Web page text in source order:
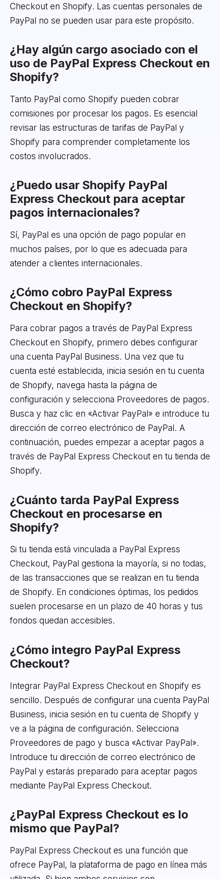
Checkout en Shopify. Las cuentas personales de
PayPal no se pueden usar para este propósito.
¿Hay algún cargo asociado con el
uso de PayPal Express Checkout en
Shopify?
Tanto PayPal como Shopify pueden cobrar
comisiones por procesar los pagos. Es esencial
revisar las estructuras de tarifas de PayPal y
Shopify para comprender completamente los
costos involucrados.
¿Puedo usar Shopify PayPal
Express Checkout para aceptar
pagos internacionales?
Sí, PayPal es una opción de pago popular en
muchos países, por lo que es adecuada para
atender a clientes internacionales.
¿Cómo cobro PayPal Express
Checkout en Shopify?
Para cobrar pagos a través de PayPal Express
Checkout en Shopify, primero debes configurar
una cuenta PayPal Business. Una vez que tu
cuenta esté establecida, inicia sesión en tu cuenta
de Shopify, navega hasta la página de
configuración y selecciona Proveedores de pagos.
Busca y haz clic en «Activar PayPal» e introduce tu
dirección de correo electrónico de PayPal. A
continuación, puedes empezar a aceptar pagos a
través de PayPal Express Checkout en tu tienda de
Shopify.
¿Cuánto tarda PayPal Express
Checkout en procesarse en
Shopify?
Si tu tienda está vinculada a PayPal Express
Checkout, PayPal gestiona la mayoría, si no todas,
de las transacciones que se realizan en tu tienda
de Shopify. En condiciones óptimas, los pedidos
suelen procesarse en un plazo de 40 horas y tus
fondos quedan accesibles.
¿Cómo integro PayPal Express
Checkout?
Integrar PayPal Express Checkout en Shopify es
sencillo. Después de configurar una cuenta PayPal
Business, inicia sesión en tu cuenta de Shopify y
ve a la página de configuración. Selecciona
Proveedores de pago y busca «Activar PayPal».
Introduce tu dirección de correo electrónico de
PayPal y estarás preparado para aceptar pagos
mediante PayPal Express Checkout.
¿PayPal Express Checkout es lo
mismo que PayPal?
PayPal Express Checkout es una función que
ofrece PayPal, la plataforma de pago en línea más